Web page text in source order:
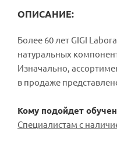
ОПИСАНИЕ:
Более 60 лет GIGI
натуральных
Изначально,
в продаже
Кому подойдет
Специалистам с